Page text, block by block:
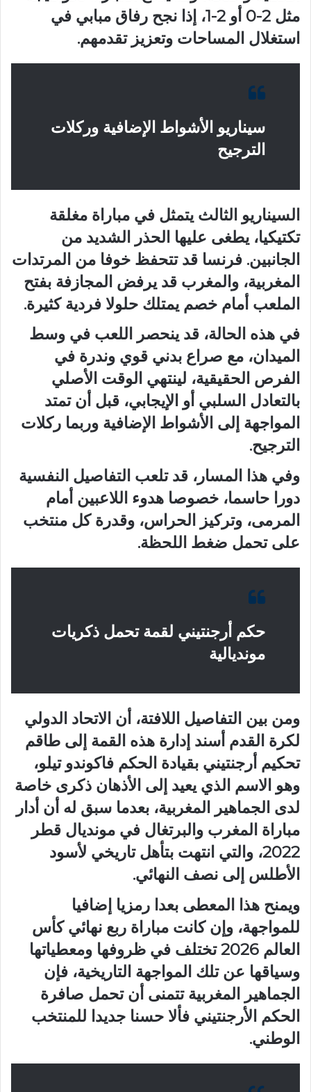
مثل 2-0 أو 2-1، إذا نجح رفاق مبابي في
استغلال المساحات وتعزيز تقدمهم.
سيناريو الأشواط الإضافية وركلات
الترجيح
السيناريو الثالث يتمثل في مباراة مغلقة
تكتيكيا، يطغى عليها الحذر الشديد من
الجانبين. فرنسا قد تتحفظ خوفا من المرتدات
المغربية، والمغرب قد يرفض المجازفة بفتح
الملعب أمام خصم يمتلك حلولا فردية كثيرة.
في هذه الحالة، قد ينحصر اللعب في وسط
الميدان، مع صراع بدني قوي وندرة في
الفرص الحقيقية، لينتهي الوقت الأصلي
بالتعادل السلبي أو الإيجابي، قبل أن تمتد
المواجهة إلى الأشواط الإضافية وربما ركلات
الترجيح.
وفي هذا المسار، قد تلعب التفاصيل النفسية
دورا حاسما، خصوصا هدوء اللاعبين أمام
المرمى، وتركيز الحراس، وقدرة كل منتخب
على تحمل ضغط اللحظة.
حكم أرجنتيني لقمة تحمل ذكريات
مونديالية
ومن بين التفاصيل اللافتة، أن الاتحاد الدولي
لكرة القدم أسند إدارة هذه القمة إلى طاقم
تحكيم أرجنتيني بقيادة الحكم فاكوندو تيلو،
وهو الاسم الذي يعيد إلى الأذهان ذكرى خاصة
لدى الجماهير المغربية، بعدما سبق له أن أدار
مباراة المغرب والبرتغال في مونديال قطر
2022، والتي انتهت بتأهل تاريخي لأسود
الأطلس إلى نصف النهائي.
ويمنح هذا المعطى بعدا رمزيا إضافيا
للمواجهة، وإن كانت مباراة ربع نهائي كأس
العالم 2026 تختلف في ظروفها ومعطياتها
وسياقها عن تلك المواجهة التاريخية، فإن
الجماهير المغربية تتمنى أن تحمل صافرة
الحكم الأرجنتيني فألا حسنا جديدا للمنتخب
الوطني.